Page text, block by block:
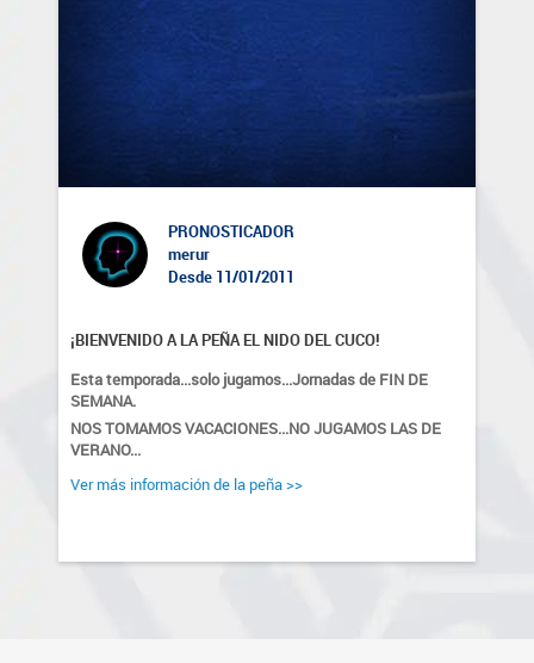
PRONOSTICADOR
merur
Desde 11/01/2011
¡BIENVENIDO A LA PEÑA EL NIDO DEL CUCO!
Esta temporada...solo jugamos...Jornadas de FIN DE
SEMANA.
NOS TOMAMOS VACACIONES...NO JUGAMOS LAS DE
VERANO...
Ver más información de la peña >>